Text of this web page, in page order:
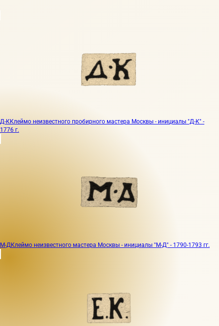
Д-ККлеймо неизвестного пробирного мастера Москвы - инициалы "Д-К" -
1776 г.
М-ДКлеймо неизвестного мастера Москвы - инициалы "М-Д" - 1790-1793 гг.